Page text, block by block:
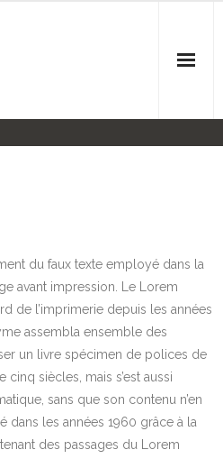
du faux texte employé dans la
avant impression. Le Lorem
de l’imprimerie depuis les années
assembla ensemble des
un livre spécimen de polices de
cinq siècles, mais s’est aussi
sans que son contenu n’en
dans les années 1960 grâce à la
des passages du Lorem